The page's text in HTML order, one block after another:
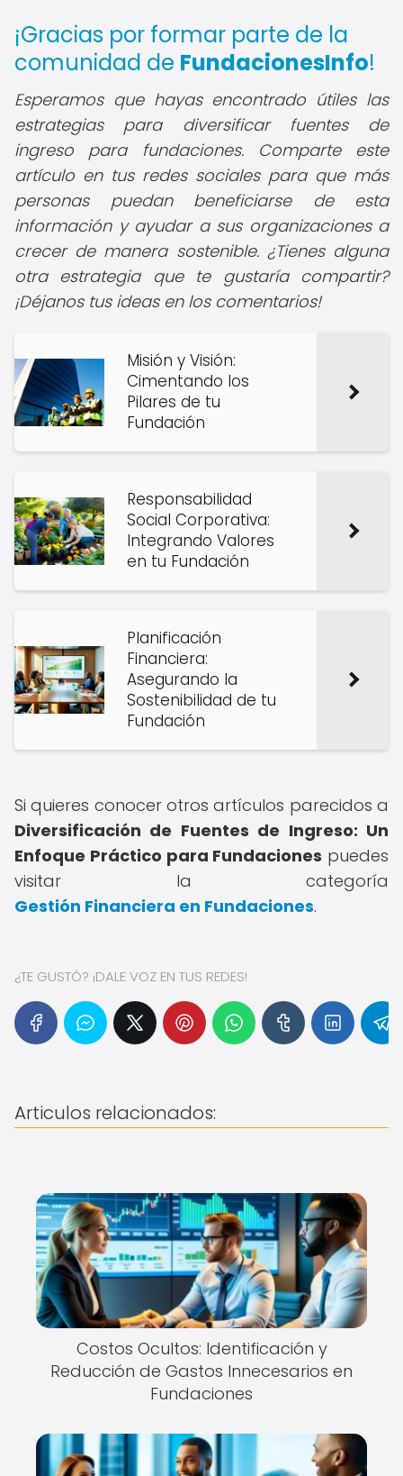
¡Gracias por formar parte de la
comunidad de FundacionesInfo!
Esperamos que hayas encontrado útiles las
estrategias para diversificar fuentes de
ingreso para fundaciones. Comparte este
artículo en tus redes sociales para que más
personas puedan beneficiarse de esta
información y ayudar a sus organizaciones a
crecer de manera sostenible. ¿Tienes alguna
otra estrategia que te gustaría compartir?
¡Déjanos tus ideas en los comentarios!
Misión y Visión:
Cimentando los
Pilares de tu
Fundación
Responsabilidad
Social Corporativa:
Integrando Valores
en tu Fundación
Planificación
Financiera:
Asegurando la
Sostenibilidad de tu
Fundación
Si quieres conocer otros artículos parecidos a
Diversificación de Fuentes de Ingreso: Un
Enfoque Práctico para Fundaciones puedes
visitar la categoría
Gestión Financiera en Fundaciones.
¿TE GUSTÓ? ¡DALE VOZ EN TUS REDES!
Articulos relacionados:
Costos Ocultos: Identificación y
Reducción de Gastos Innecesarios en
Fundaciones